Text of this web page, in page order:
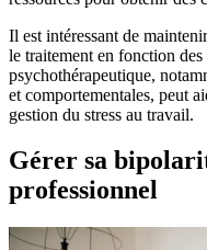
Il est intéressant de
le traitement en fonction
psychothérapeutique,
et comportementales, peut
gestion du stress au travail.
Gérer sa
professionnel